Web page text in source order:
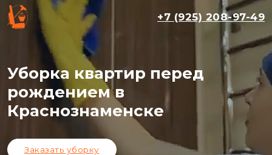
+7 (925) 208-97-49
Уборка квартир перед
рождением в
Краснознаменске
Заказать уборку